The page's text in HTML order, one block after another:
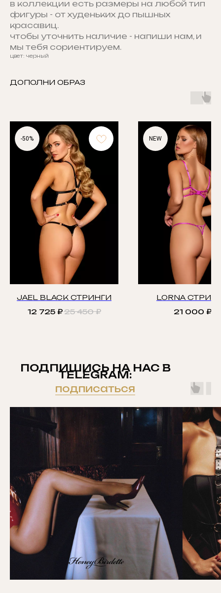
в коллекции есть размеры на любой тип
фигуры - от худеньких до пышных
красавиц.
чтобы уточнить наличие - напиши нам, и
мы тебя сориентируем.
цвет: черный
ДОПОЛНИ ОБРАЗ
-50%
JAEL BLACK СТРИНГИ
12 725 ₽25 450 ₽
NEW
LORNA
21 000 ₽
ПОДПИШИСЬ НА НАС В
TELEGRAM:
подписаться